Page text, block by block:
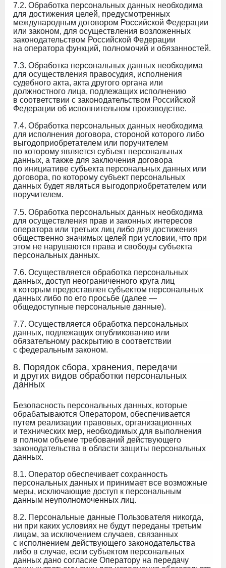
7.2. Обработка персональных данных необходима
для достижения целей, предусмотренных
международным договором Российской Федерации
или законом, для осуществления возложенных
законодательством Российской Федерации
на оператора функций, полномочий и обязанностей.
7.3. Обработка персональных данных необходима
для осуществления правосудия, исполнения
судебного акта, акта другого органа или
должностного лица, подлежащих исполнению
в соответствии с законодательством Российской
Федерации об исполнительном производстве.
7.4. Обработка персональных данных необходима
для исполнения договора, стороной которого либо
выгодоприобретателем или поручителем
по которому является субъект персональных
данных, а также для заключения договора
по инициативе субъекта персональных данных или
договора, по которому субъект персональных
данных будет являться выгодоприобретателем или
поручителем.
7.5. Обработка персональных данных необходима
для осуществления прав и законных интересов
оператора или третьих лиц либо для достижения
общественно значимых целей при условии, что при
этом не нарушаются права и свободы субъекта
персональных данных.
7.6. Осуществляется обработка персональных
данных, доступ неограниченного круга лиц
к которым предоставлен субъектом персональных
данных либо по его просьбе (далее —
общедоступные персональные данные).
7.7. Осуществляется обработка персональных
данных, подлежащих опубликованию или
обязательному раскрытию в соответствии
с федеральным законом.
8. Порядок сбора, хранения, передачи
и других видов обработки персональных
данных
Безопасность персональных данных, которые
обрабатываются Оператором, обеспечивается
путем реализации правовых, организационных
и технических мер, необходимых для выполнения
в полном объеме требований действующего
законодательства в области защиты персональных
данных.
8.1. Оператор обеспечивает сохранность
персональных данных и принимает все возможные
меры, исключающие доступ к персональным
данным неуполномоченных лиц.
8.2. Персональные данные Пользователя никогда,
ни при каких условиях не будут переданы третьим
лицам, за исключением случаев, связанных
с исполнением действующего законодательства
либо в случае, если субъектом персональных
данных дано согласие Оператору на передачу